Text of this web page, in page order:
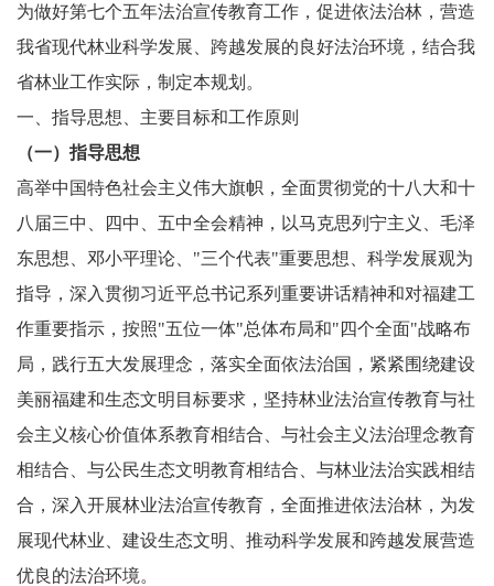
为做好第七个五年法治宣传教育工作，促进依法治林，营造
我省现代林业科学发展、跨越发展的良好法治环境，结合我
省林业工作实际，制定本规划。
一、指导思想、主要目标和工作原则
（一）指导思想
高举中国特色社会主义伟大旗帜，全面贯彻党的十八大和十
八届三中、四中、五中全会精神，以马克思列宁主义、毛泽
东思想、邓小平理论、"三个代表"重要思想、科学发展观为
指导，深入贯彻习近平总书记系列重要讲话精神和对福建工
作重要指示，按照"五位一体"总体布局和"四个全面"战略布
局，践行五大发展理念，落实全面依法治国，紧紧围绕建设
美丽福建和生态文明目标要求，坚持林业法治宣传教育与社
会主义核心价值体系教育相结合、与社会主义法治理念教育
相结合、与公民生态文明教育相结合、与林业法治实践相结
合，深入开展林业法治宣传教育，全面推进依法治林，为发
展现代林业、建设生态文明、推动科学发展和跨越发展营造
优良的法治环境。